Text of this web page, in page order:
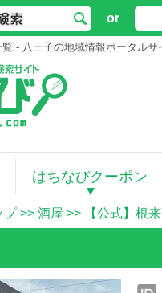
or
- 八王子の地域情報ポータルサ
はちなびクーポン
プ>> 酒屋 >> 【公式】根